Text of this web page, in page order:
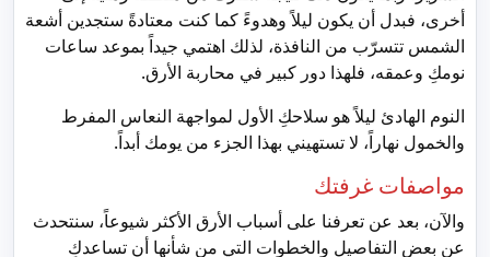
أخرى، فبدل أن يكون ليلاً وهدوءً كما كنت معتادةً ستجدين أشعة
الشمس تتسرّب من النافذة، لذلك اهتمي جيداً بموعد ساعات
نومكِ وعمقه، فلهذا دور كبير في محاربة الأرق.
النوم الهادئ ليلاً هو سلاحكِ الأول لمواجهة النعاس المفرط
والخمول نهاراً، لا تستهيني بهذا الجزء من يومك أبداً.
مواصفات غرفتك
والآن، بعد عن تعرفنا على أسباب الأرق الأكثر شيوعاً، سنتحدث
عن بعض التفاصيل والخطوات التي من شأنها أن تساعدكِ